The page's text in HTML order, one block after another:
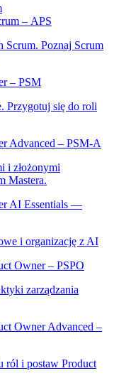
– APS
Scrum. Poznaj Scrum
– PSM
Przygotuj się do roli
Advanced – PSM‑A
i złożonymi
Mastera.
AI Essentials —
i organizację z AI
Owner – PSPO
zarządzania
Owner Advanced –
ról i postaw Product